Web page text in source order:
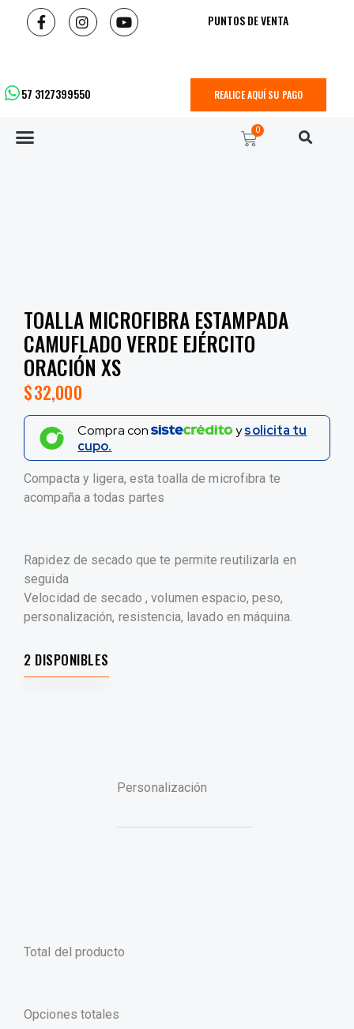
PUNTOS DE VENTA
57 3127399550 REALICE AQUÍ SU PAGO
0
TOALLA MICROFIBRA ESTAMPADA
CAMUFLADO VERDE EJÉRCITO
ORACIÓN XS
$32,000
Compra con ysolicita tu
cupo.
Compacta y ligera, esta toalla de microfibra te
acompaña a todas partes
Rapidez de secado que te permite reutilizarla en
seguida
Velocidad de secado , volumen espacio, peso,
personalización, resistencia, lavado en máquina.
2 DISPONIBLES
Personalización
Total del producto
Opciones totales